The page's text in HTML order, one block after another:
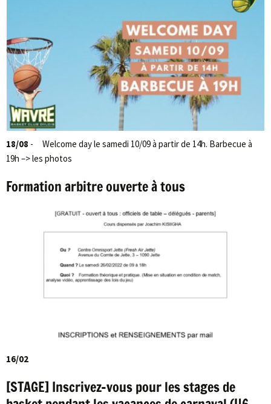
18/08 - Welcome day le samedi 10/09 à partir de 14h. Barbecue à
19h –> les photos
Formation arbitre ouverte à tous
16/02
[STAGE] Inscrivez-vous pour les stages de